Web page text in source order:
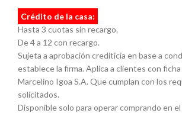
Crédito de la casa:
Hasta 3 cuotas sin recargo.
De 4 a 12 con recargo.
Sujeta a aprobación crediticia en base a
establece la firma. Aplica a clientes con ficha
Marcelino Igoa S.A. Que cumplan con los
solicitados.
Disponible solo para operar comprando en el